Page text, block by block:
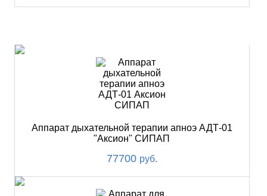
Аппарат дыхательной терапии апноэ АДТ-01
"Аксион" СИПАП
77700 руб.